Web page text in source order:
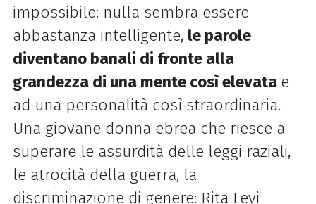
impossibile: nulla sembra essere
abbastanza intelligente, le parole
diventano banali di fronte alla
grandezza di una mente così elevata e
ad una personalità così straordinaria.
Una giovane donna ebrea che riesce a
superare le assurdità delle leggi raziali,
le atrocità della guerra, la
discriminazione di genere: Rita Levi